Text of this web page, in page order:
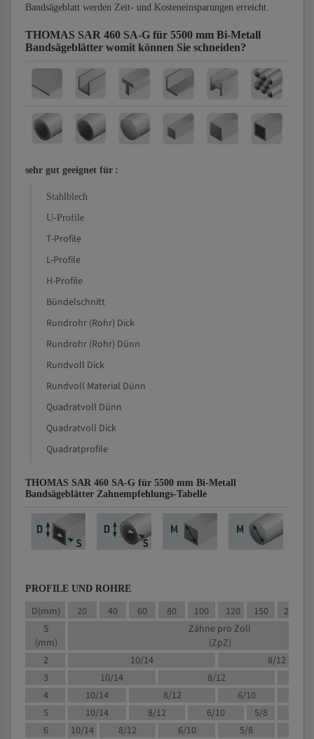
Bandsägeblatt werden Zeit- und Kosteneinsparungen erreicht.
THOMAS SAR 460 SA-G für 5500 mm Bi-Metall
Bandsägeblätter womit können Sie schneiden?
sehr gut geeignet für :
Stahlblech
U-Profile
T-Profile
L-Profile
H-Profile
Bündelschnitt
Rundrohr (Rohr) Dick
Rundrohr (Rohr) Dünn
Rundvoll Dick
Rundvoll Material Dünn
Quadratvoll Dünn
Quadratvoll Dick
Quadratprofile
THOMAS SAR 460 SA-G für 5500 mm Bi-Metall
Bandsägeblätter Zahnempfehlungs-Tabelle
PROFILE UND ROHRE
D(mm) 20 40 60 80 100 120 150 200
S
(mm)
Zähne pro Zoll
(ZpZ)
2
10/14
8/12
3
10/14 8/12
4
10/14 8/12 6/10
5
10/14 8/12 6/10
5/8
6
10/14 8/12 6/10
5/8